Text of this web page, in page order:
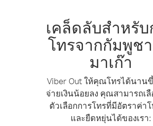
เคล็ดลับสำหรับ
โทรจากกัมพูช
มาเก๊า
Viber Out ให้คุณโทรได้นาน
จ่ายเงินน้อยลง คุณสามารถเ
ตัวเลือกการโทรที่มีอัตราค่า
และยืดหยุ่นได้ของเรา: